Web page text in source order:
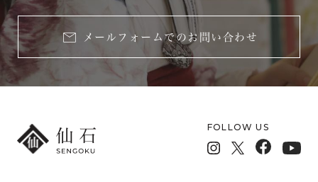
メールフォームでのお問い合わせ
FOLLOW US